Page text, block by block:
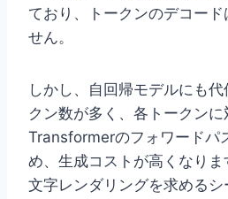
ており、トークンのデコード
せん。
しかし、自回帰モデルにも
クン数が多く、各トークン
Transformerのフォワードパ
め、生成コストが高くなり
文字レンダリングを求める